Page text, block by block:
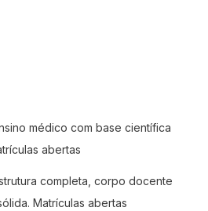
médico com base científica
abertas
completa, corpo docente
Matrículas abertas